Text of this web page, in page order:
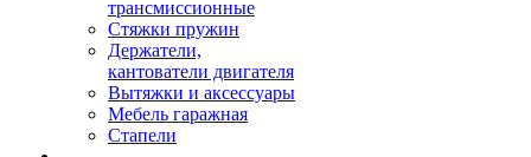
трансмиссионные
Стяжки пружин
Держатели,
кантователи двигателя
Вытяжки и аксессуары
Мебель гаражная
Стапели